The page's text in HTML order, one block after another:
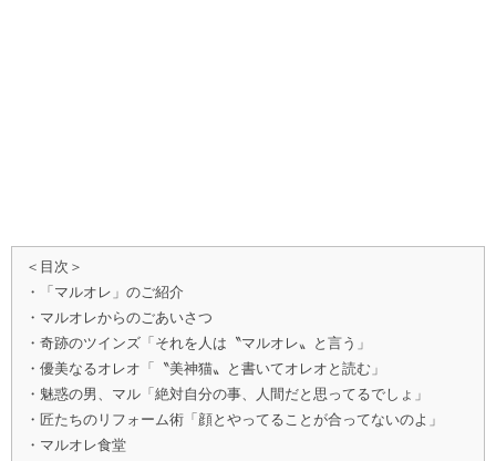
＜目次＞
・「マルオレ」のご紹介
・マルオレからのごあいさつ
・奇跡のツインズ「それを人は〝マルオレ〟と言う」
・優美なるオレオ「〝美神猫〟と書いてオレオと読む」
・魅惑の男、マル「絶対自分の事、人間だと思ってるでしょ」
・匠たちのリフォーム術「顔とやってることが合ってないのよ」
・マルオレ食堂